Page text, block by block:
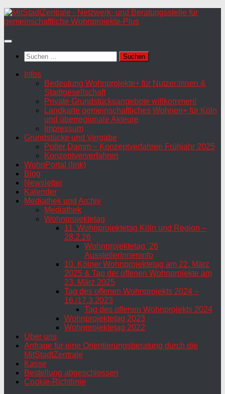
Zum
Inhalt
Suchen
nach:
Infos
Bedeutung Wohnprojekte+ für Nutzer:innen &
Stadtgesellschaft
Private Grundstücksangebote willkommen!
Landkarte gemeinschaftliches Wohnen+ für Köln
und überregionale Akteure
Impressum
Grundstücke und Vergabe
Poller Damm – Konzeptverfahren Frühjahr 2025
Konzeptververfahren
WohnPortal (link)
Blog
Newsletter
Kalender
Mediathek und Archiv
Mediathek
Wohnprojektetag
11. Wohnprojektetag Köln und Region –
28.2.26
Wohnprojektetag ’26
AusstellerInneninfo
10. Kölner Wohnprojektetag am 22. März
2025 & Tag der offenen Wohnprojekte am
23. März 2025
Tag des offenen Wohnprojekts 2024 –
16./17.3.2023
Tag des offenen Wohnprojekts 2024
Wohnprojektetag 2023
Wohnprojektetag 2022
Über uns
Anfrage für eine Orientierungsberatung durch die
MitStadtZentrale
Kasse
Bestellung abgeschlossen
Cookie-Richtlinie